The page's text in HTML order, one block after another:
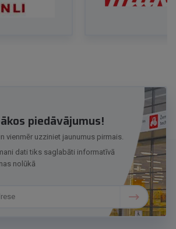
piedāvājumus!
vienmēr uzziniet jaunumus pirmais.
dati tiks saglabāti informatīvā
nolūkā